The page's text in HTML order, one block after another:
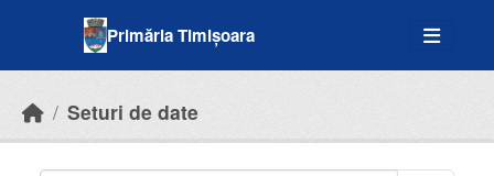
Primăria Timișoara
Seturi de date